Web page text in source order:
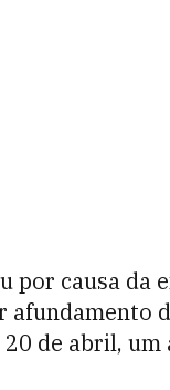
por causa da
afundamento
de abril,